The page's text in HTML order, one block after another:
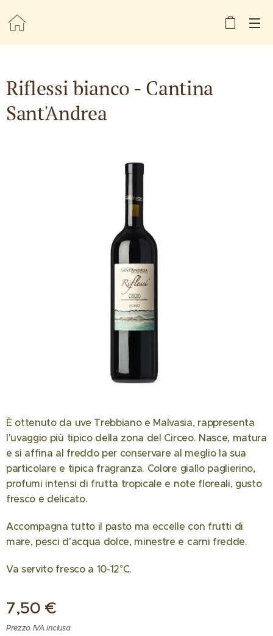
Riflessi bianco - Cantina
Sant'Andrea
È ottenuto da uve Trebbiano e Malvasia, rappresenta
l'uvaggio più tipico della zona del Circeo. Nasce, matura
e si affina al freddo per conservare al meglio la sua
particolare e tipica fragranza. Colore giallo paglierino,
profumi intensi di frutta tropicale e note floreali, gusto
fresco e delicato.
Accompagna tutto il pasto ma eccelle con frutti di
mare, pesci d'acqua dolce, minestre e carni fredde.
Va servito fresco a 10-12°C.
7,50 €
Prezzo IVA inclusa